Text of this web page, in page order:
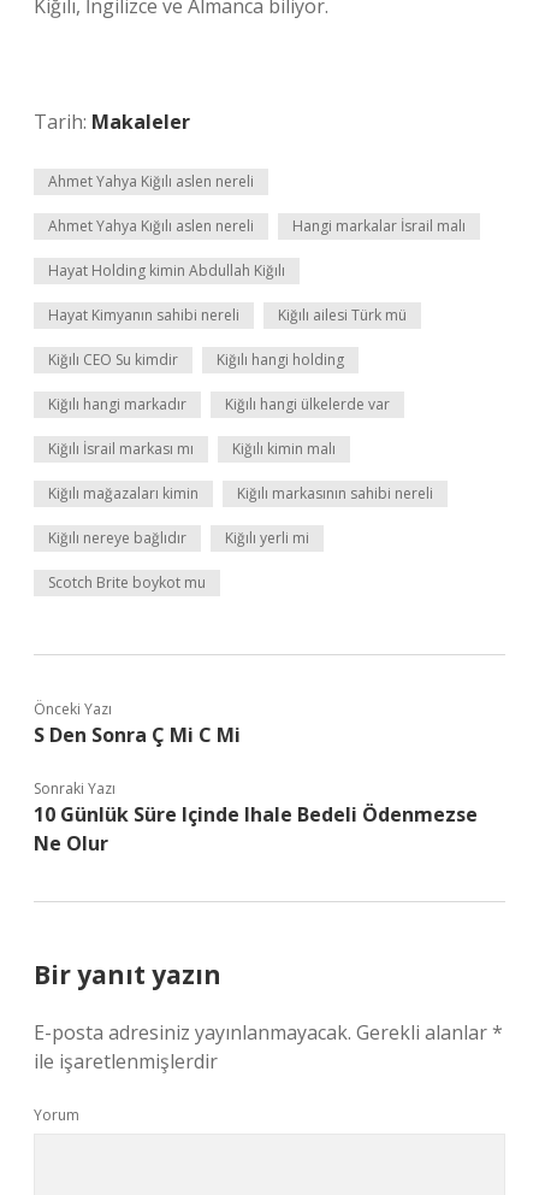
Kiğılı, İngilizce ve Almanca biliyor.
Tarih: Makaleler
Ahmet Yahya Kiğılı aslen nereli
Ahmet Yahya Kığılı aslen nereli Hangi markalar İsrail malı
Hayat Holding kimin Abdullah Kiğılı
Hayat Kimyanın sahibi nereli Kiğılı ailesi Türk mü
Kiğılı CEO Su kimdir Kiğılı hangi holding
Kiğılı hangi markadır Kiğılı hangi ülkelerde var
Kiğılı İsrail markası mı Kiğılı kimin malı
Kiğılı mağazaları kimin Kiğılı markasının sahibi nereli
Kiğılı nereye bağlıdır Kiğılı yerli mi
Scotch Brite boykot mu
Önceki Yazı
S Den Sonra Ç Mi C Mi
Sonraki Yazı
10 Günlük Süre Içinde Ihale Bedeli Ödenmezse
Ne Olur
Bir yanıt yazın
E-posta adresiniz yayınlanmayacak. Gerekli alanlar*
ile işaretlenmişlerdir
Yorum